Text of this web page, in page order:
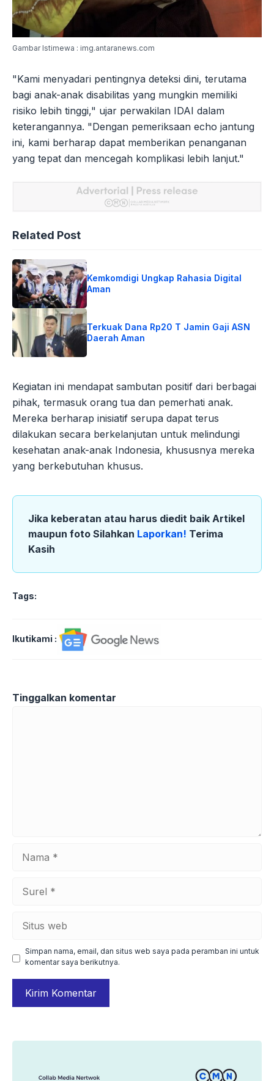
Gambar Istimewa : img.antaranews.com
"Kami menyadari pentingnya deteksi dini, terutama
bagi anak-anak disabilitas yang mungkin memiliki
risiko lebih tinggi," ujar perwakilan IDAI dalam
keterangannya. "Dengan pemeriksaan echo jantung
ini, kami berharap dapat memberikan penanganan
yang tepat dan mencegah komplikasi lebih lanjut."
Related Post
Kemkomdigi Ungkap Rahasia Digital
Aman
Terkuak Dana Rp20 T Jamin Gaji ASN
Daerah Aman
Kegiatan ini mendapat sambutan positif dari berbagai
pihak, termasuk orang tua dan pemerhati anak.
Mereka berharap inisiatif serupa dapat terus
dilakukan secara berkelanjutan untuk melindungi
kesehatan anak-anak Indonesia, khususnya mereka
yang berkebutuhan khusus.
Jika keberatan atau harus diedit baik Artikel
maupun foto Silahkan Laporkan! Terima
Kasih
Tags:
Ikutikami :
Tinggalkan komentar
web
Simpan nama, email, dan situs web saya pada peramban ini untuk
komentar saya berikutnya.